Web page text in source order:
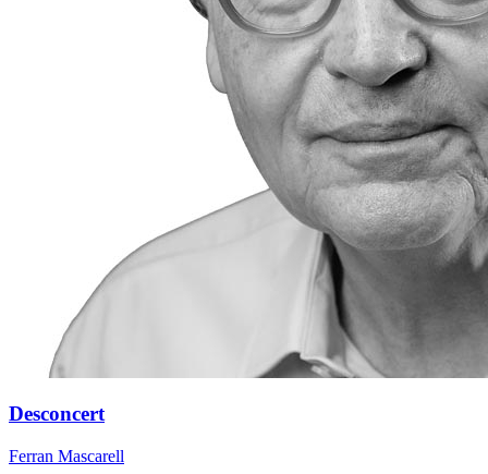
Desconcert
Ferran Mascarell